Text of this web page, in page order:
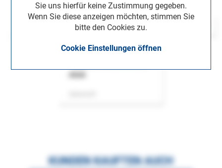
Sie uns hierfür keine Zustimmung gegeben.
Wenn Sie diese anzeigen möchten, stimmen Sie
bitte den Cookies zu.
Cookie Einstellungen öffnen
KUNDEN KAUFTEN AUCH